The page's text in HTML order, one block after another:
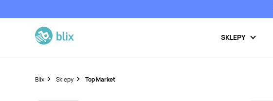
SKLEPY
Blix Sklepy Top Market